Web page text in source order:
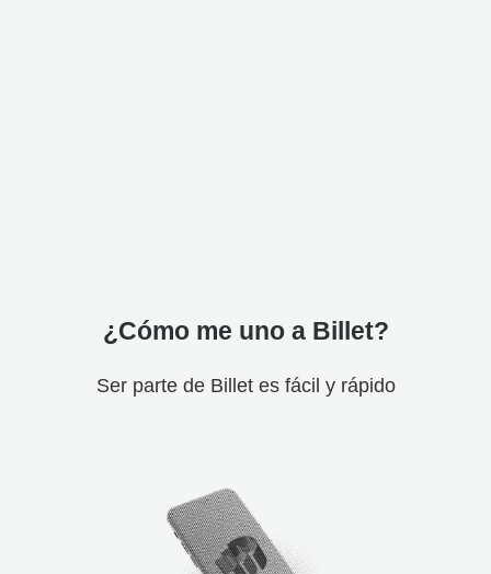
¿Cómo me uno a Billet?
Ser parte de Billet es fácil y rápido